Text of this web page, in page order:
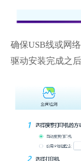
确保USB线或网
驱动安装完成之